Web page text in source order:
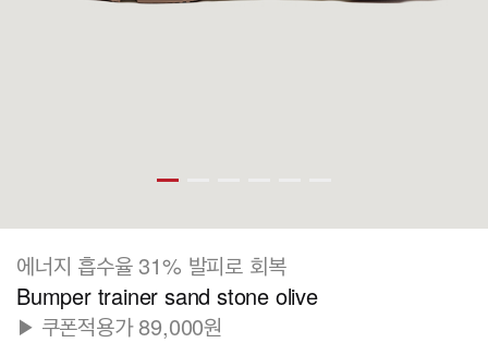
에너지 흡수율 31% 발피로 회복
Bumper trainer sand stone olive
▶ 쿠폰적용가 89,000원